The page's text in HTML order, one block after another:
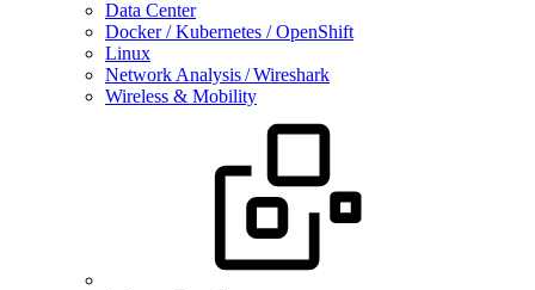
Data Center
Docker / Kubernetes / OpenShift
Linux
Network Analysis / Wireshark
Wireless & Mobility